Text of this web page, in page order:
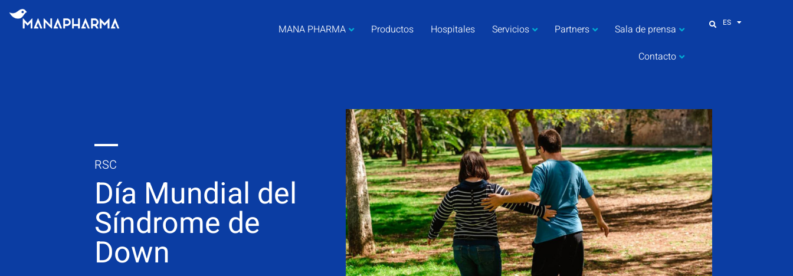
MANA PHARMA Productos Hospitales Servicios Partners
Sala de prensa
Contacto
ES
RSC
Día Mundial del
Síndrome de
Down